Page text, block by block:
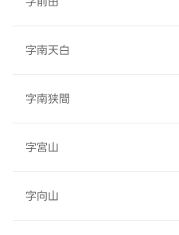
字南天白
字南狭間
字宮山
字向山